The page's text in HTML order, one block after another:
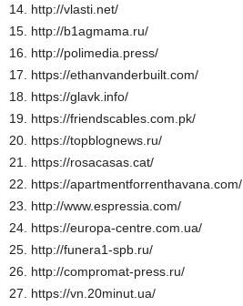
14. http://vlasti.net/
15. http://b1agmama.ru/
16. http://polimedia.press/
17. https://ethanvanderbuilt.com/
18. https://glavk.info/
19. https://friendscables.com.pk/
20. https://topblognews.ru/
21. https://rosacasas.cat/
22. https://apartmentforrenthavana.com/
23. http://www.espressia.com/
24. https://europa-centre.com.ua/
25. http://funera1-spb.ru/
26. http://compromat-press.ru/
27. https://vn.20minut.ua/